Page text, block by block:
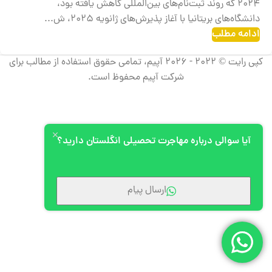
2024 که روند ثبت‌نام‌های بین‌المللی کاهش یافته بود،
دانشگاه‌های بریتانیا با آغاز پذیرش‌های ژانویه 2025، ش...
ادامه مطلب
کپی رایت © 2022 - 2026 آپیم، تمامی حقوق استفاده از مطالب برای
شرکت آپیم محفوظ است.
آیا سوالی درباره مهاجرت تحصیلی انگلستان دارید؟
ارسال پیام